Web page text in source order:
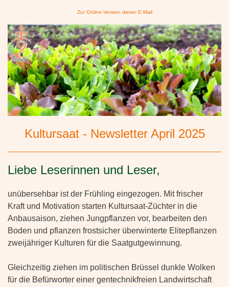
Zur Online-Version dieser E-Mail
Kultursaat - Newsletter April 2025
Liebe Leserinnen und Leser,
unübersehbar ist der Frühling eingezogen. Mit frischer
Kraft und Motivation starten Kultursaat-Züchter in die
Anbausaison, ziehen Jungpflanzen vor, bearbeiten den
Boden und pflanzen frostsicher überwinterte Elitepflanzen
zweijähriger Kulturen für die Saatgutgewinnung.
Gleichzeitig ziehen im politischen Brüssel dunkle Wolken
für die Befürworter einer gentechnikfreien Landwirtschaft